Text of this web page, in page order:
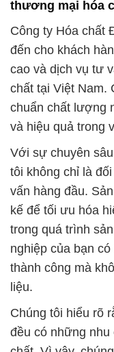
chất tại Việt Nam.
chuẩn chất lượng
và hiệu quả trong
Với sự chuyên
tôi không chỉ là
vấn hàng đầu.
kế để tối ưu hóa
trong quá trình
nghiệp của bạn có
thành công mà
liệu.
Chúng tôi hiểu rõ
đều có những
chất. Vì vậy,
hệ đối tác vững
bạn. Tại Công ty
tôi không bao giờ
lượng sản phẩm.